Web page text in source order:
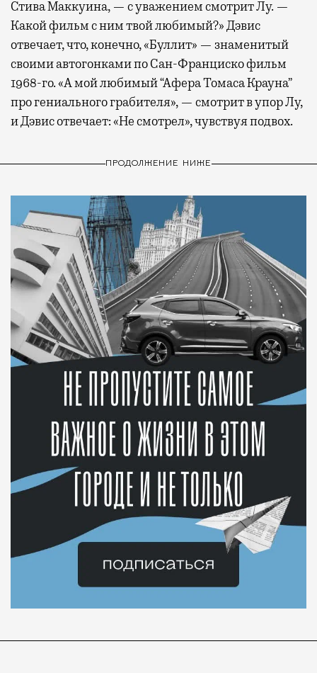
Стива Маккуина, — с уважением смотрит Лу. —
Какой фильм с ним твой любимый?» Дэвис
отвечает, что, конечно, «Буллит» — знаменитый
своими автогонками по Сан-Франциско фильм
1968-го. «А мой любимый “Афера Томаса Крауна”
про гениального грабителя», — смотрит в упор Лу,
и Дэвис отвечает: «Не смотрел», чувствуя подвох.
ПРОДОЛЖЕНИЕ НИЖЕ